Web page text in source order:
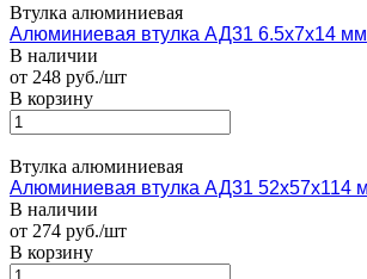
Втулка алюминиевая
Алюминиевая втулка АД31 6.5x7x14 мм
В наличии
от 248 руб./шт
В корзину
Втулка алюминиевая
Алюминиевая втулка АД31 52x57x114
В наличии
от 274 руб./шт
В корзину